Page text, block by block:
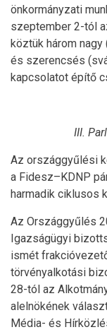
önkormányzati
szeptember 2-tól
köztük három
és szerencsés
kapcsolatot építő
III.
Az országgyűlési
a Fidesz–KDNP
harmadik ciklusos
Az Országgyűlés
Igazságügyi
ismét
törvényalkotási
28-tól az
alelnökének
Média- és